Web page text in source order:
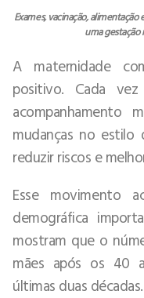
Exames, vacinação, alimentação
uma gestação
A maternidade
positivo. Cada
acompanhamento
mudanças no estilo
reduzir riscos e
Esse movimento
demográfica
mostram que o
mães após os 40
últimas duas décadas.